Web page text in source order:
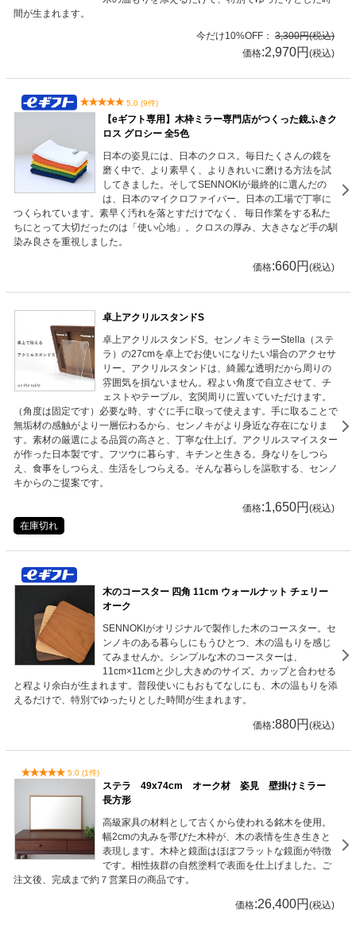
間が生まれます。
今だけ10%OFF： 3,300円(税込)
価格:2,970円 (税込)
5.0 (9件)
【eギフト専用】木枠ミラー専門店がつくった鏡ふきク
ロス グロシー 全5色
日本の姿見には、日本のクロス。毎日たくさんの鏡を
磨く中で、より素早く、よりきれいに磨ける方法を試
してきました。そしてSENNOKIが最終的に選んだの
は、日本のマイクロファイバー。日本の工場で丁寧に
つくられています。素早く汚れを落とすだけでなく、 毎日作業をする私た
ちにとって大切だったのは「使い心地」。クロスの厚み、大きさなど手の馴
染み良さを重視しました。
価格:660円 (税込)
卓上アクリルスタンドS
卓上アクリルスタンドS。センノキミラーStella（ステ
ラ）の27cmを卓上でお使いになりたい場合のアクセサ
リー。アクリルスタンドは、綺麗な透明だから周りの
雰囲気を損ないません。程よい角度で自立させて、チ
ェストやテーブル、玄関周りに置いていただけます。
（角度は固定です）必要な時、すぐに手に取って使えます。手に取ることで
無垢材の感触がより一層伝わるから、センノキがより身近な存在になりま
す。素材の厳選による品質の高さと、丁寧な仕上げ。アクリルスマイスター
が作った日本製です。フツウに暮らす、キチンと生きる。身なりをしつら
え、食事をしつらえ、生活をしつらえる。そんな暮らしを謳歌する、センノ
キからのご提案です。
価格:1,650円 (税込)
在庫切れ
木のコースター 四角 11cm ウォールナット チェリー
オーク
SENNOKIがオリジナルで製作した木のコースター。セ
ンノキのある暮らしにもうひとつ、木の温もりを感じ
てみませんか。シンプルな木のコースターは、
11cm×11cmと少し大きめのサイズ。カップと合わせる
と程より余白が生まれます。普段使いにもおもてなしにも、木の温もりを添
えるだけで、特別でゆったりとした時間が生まれます。
価格:880円 (税込)
5.0 (1件)
ステラ 49x74cm オーク材 姿見 壁掛けミラー
長方形
高級家具の材料として古くから使われる銘木を使用。
幅2cmの丸みを帯びた木枠が、木の表情を生き生きと
表現します。木枠と鏡面はほぼフラットな鏡面が特徴
です。相性抜群の自然塗料で表面を仕上げました。ご
注文後、完成まで約７営業日の商品です。
価格:26,400円 (税込)